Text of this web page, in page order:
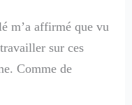
m’a affirmé que vu
sur ces
Comme de